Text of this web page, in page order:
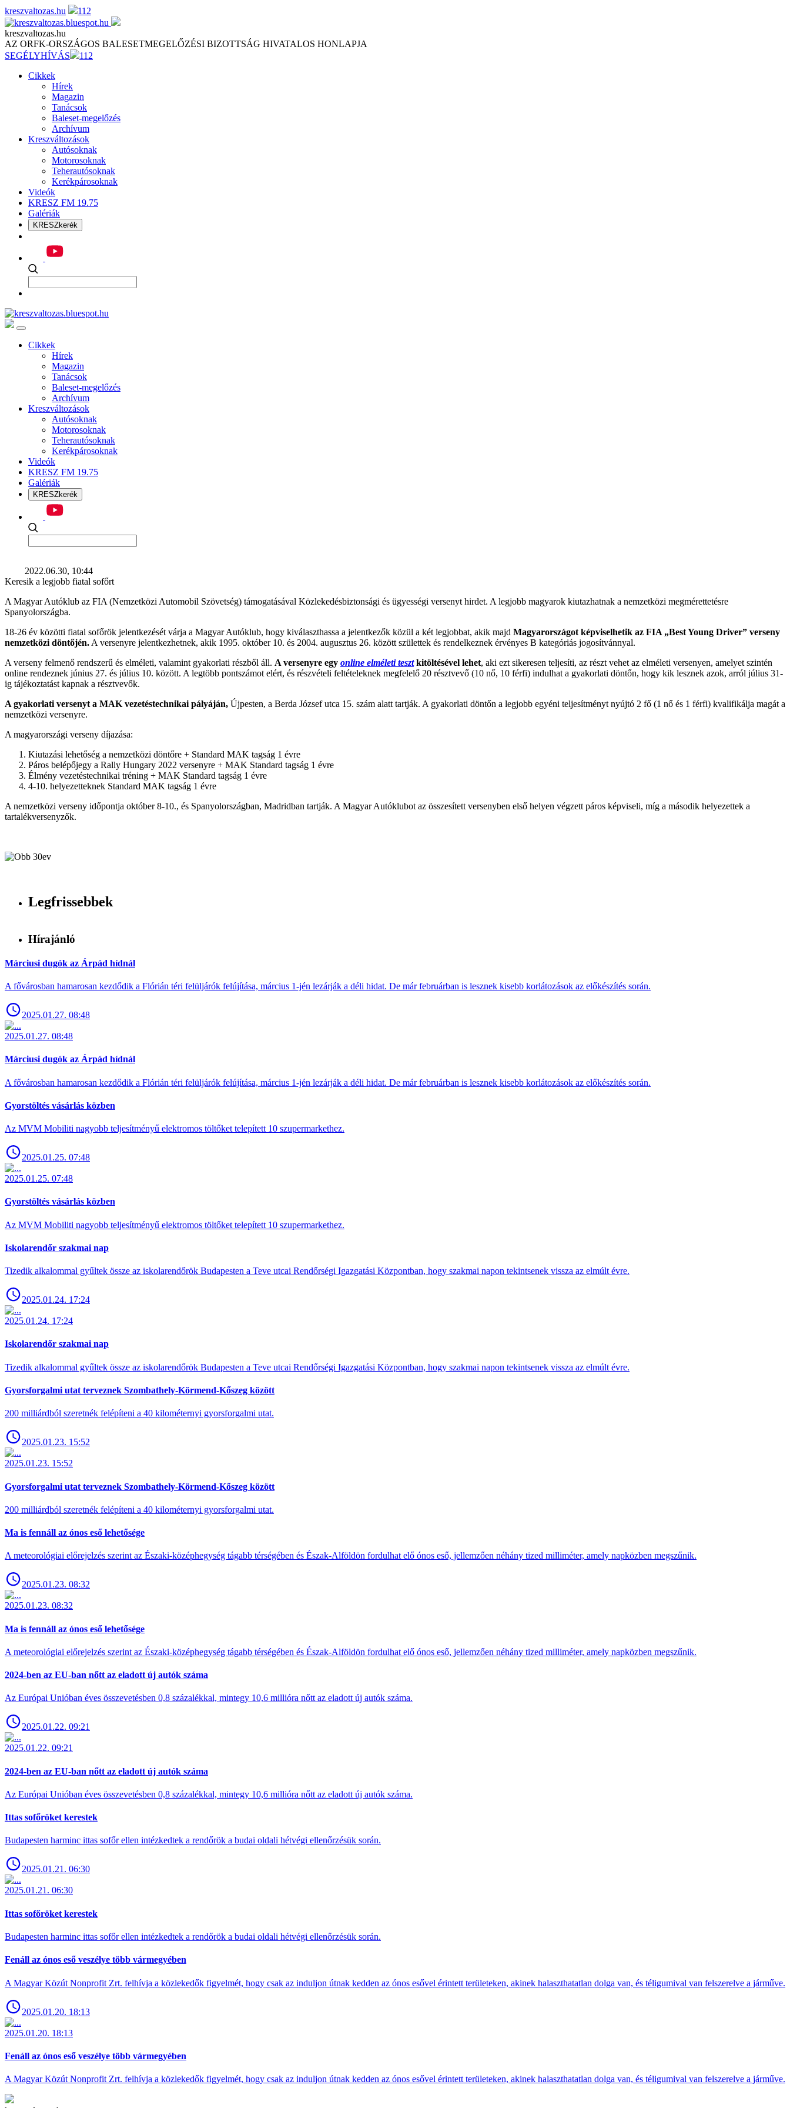
Skip
to
content
kreszvaltozas.hu 112
kreszvaltozas.hu
AZ ORFK-ORSZÁGOS BALESETMEGELŐZÉSI BIZOTTSÁG HIVATALOS HONLAPJA
SEGÉLYHÍVÁS
112
Cikkek
Hírek
Magazin
Tanácsok
Baleset-megelőzés
Archívum
Kreszváltozások
Autósoknak
Motorosoknak
Teherautósoknak
Kerékpárosoknak
Videók
KRESZ FM 19.75
Galériák
KRESZkerék
Cikkek
Hírek
Magazin
Tanácsok
Baleset-megelőzés
Archívum
Kreszváltozások
Autósoknak
Motorosoknak
Teherautósoknak
Kerékpárosoknak
Videók
KRESZ FM 19.75
Galériák
KRESZkerék
2022.06.30, 10:44
Keresik a legjobb fiatal sofőrt
A Magyar Autóklub az FIA (Nemzetközi Automobil Szövetség) támogatásával Közlekedésbiztonsági és ügyességi versenyt hirdet. A legjobb magyarok kiutazhatnak a nemzetközi megmérettetésre
Spanyolországba.
18-26 év közötti fiatal sofőrök jelentkezését várja a Magyar Autóklub, hogy kiválaszthassa a jelentkezők közül a két legjobbat, akik majd Magyarországot képviselhetik az FIA „Best Young Driver” verseny
nemzetközi döntőjén. A versenyre jelentkezhetnek, akik 1995. október 10. és 2004. augusztus 26. között születtek és rendelkeznek érvényes B kategóriás jogosítvánnyal.
A verseny felmenő rendszerű és elméleti, valamint gyakorlati részből áll. A versenyre egy online elméleti tesztkitöltésével lehet, aki ezt sikeresen teljesíti, az részt vehet az elméleti versenyen, amelyet szintén
online rendeznek június 27. és július 10. között. A legtöbb pontszámot elért, és részvételi feltételeknek megfelelő 20 résztvevő (10 nő, 10 férfi) indulhat a gyakorlati döntőn, hogy kik lesznek azok, arról július 31-
ig tájékoztatást kapnak a résztvevők.
A gyakorlati versenyt a MAK vezetéstechnikai pályáján, Újpesten, a Berda József utca 15. szám alatt tartják. A gyakorlati döntőn a legjobb egyéni teljesítményt nyújtó 2 fő (1 nő és 1 férfi) kvalifikálja magát a
nemzetközi versenyre.
A magyarországi verseny díjazása:
Kiutazási lehetőség a nemzetközi döntőre + Standard MAK tagság 1 évre
Páros belépőjegy a Rally Hungary 2022 versenyre + MAK Standard tagság 1 évre
Élmény vezetéstechnikai tréning + MAK Standard tagság 1 évre
4-10. helyezetteknek Standard MAK tagság 1 évre
A nemzetközi verseny időpontja október 8-10., és Spanyolországban, Madridban tartják. A Magyar Autóklubot az összesített versenyben első helyen végzett páros képviseli, míg a második helyezettek a
tartalékversenyzők.
Legfrissebbek
Hírajánló
Márciusi dugók az Árpád hídnál
A fővárosban hamarosan kezdődik a Flórián téri felüljárók felújítása, március 1-jén lezárják a déli hidat. De már februárban is lesznek kisebb korlátozások az előkészítés során.
2025.01.27. 08:48
2025.01.27. 08:48
Márciusi dugók az Árpád hídnál
A fővárosban hamarosan kezdődik a Flórián téri felüljárók felújítása, március 1-jén lezárják a déli hidat. De már februárban is lesznek kisebb korlátozások az előkészítés során.
Gyorstöltés vásárlás közben
Az MVM Mobiliti nagyobb teljesítményű elektromos töltőket telepített 10 szupermarkethez.
2025.01.25. 07:48
2025.01.25. 07:48
Gyorstöltés vásárlás közben
Az MVM Mobiliti nagyobb teljesítményű elektromos töltőket telepített 10 szupermarkethez.
Iskolarendőr szakmai nap
Tizedik alkalommal gyűltek össze az iskolarendőrök Budapesten a Teve utcai Rendőrségi Igazgatási Központban, hogy szakmai napon tekintsenek vissza az elmúlt évre.
2025.01.24. 17:24
2025.01.24. 17:24
Iskolarendőr szakmai nap
Tizedik alkalommal gyűltek össze az iskolarendőrök Budapesten a Teve utcai Rendőrségi Igazgatási Központban, hogy szakmai napon tekintsenek vissza az elmúlt évre.
Gyorsforgalmi utat terveznek Szombathely-Körmend-Kőszeg között
200 milliárdból szeretnék felépíteni a 40 kilométernyi gyorsforgalmi utat.
2025.01.23. 15:52
2025.01.23. 15:52
Gyorsforgalmi utat terveznek Szombathely-Körmend-Kőszeg között
200 milliárdból szeretnék felépíteni a 40 kilométernyi gyorsforgalmi utat.
Ma is fennáll az ónos eső lehetősége
A meteorológiai előrejelzés szerint az Északi-középhegység tágabb térségében és Észak-Alföldön fordulhat elő ónos eső, jellemzően néhány tized milliméter, amely napközben megszűnik.
2025.01.23. 08:32
2025.01.23. 08:32
Ma is fennáll az ónos eső lehetősége
A meteorológiai előrejelzés szerint az Északi-középhegység tágabb térségében és Észak-Alföldön fordulhat elő ónos eső, jellemzően néhány tized milliméter, amely napközben megszűnik.
2024-ben az EU-ban nőtt az eladott új autók száma
Az Európai Unióban éves összevetésben 0,8 százalékkal, mintegy 10,6 millióra nőtt az eladott új autók száma.
2025.01.22. 09:21
2025.01.22. 09:21
2024-ben az EU-ban nőtt az eladott új autók száma
Az Európai Unióban éves összevetésben 0,8 százalékkal, mintegy 10,6 millióra nőtt az eladott új autók száma.
Ittas sofőröket kerestek
Budapesten harminc ittas sofőr ellen intézkedtek a rendőrök a budai oldali hétvégi ellenőrzésük során.
2025.01.21. 06:30
2025.01.21. 06:30
Ittas sofőröket kerestek
Budapesten harminc ittas sofőr ellen intézkedtek a rendőrök a budai oldali hétvégi ellenőrzésük során.
Fenáll az ónos eső veszélye több vármegyében
A Magyar Közút Nonprofit Zrt. felhívja a közlekedők figyelmét, hogy csak az induljon útnak kedden az ónos esővel érintett területeken, akinek halaszthatatlan dolga van, és téligumival van felszerelve a járműve.
2025.01.20. 18:13
2025.01.20. 18:13
Fenáll az ónos eső veszélye több vármegyében
A Magyar Közút Nonprofit Zrt. felhívja a közlekedők figyelmét, hogy csak az induljon útnak kedden az ónos esővel érintett területeken, akinek halaszthatatlan dolga van, és téligumival van felszerelve a járműve.